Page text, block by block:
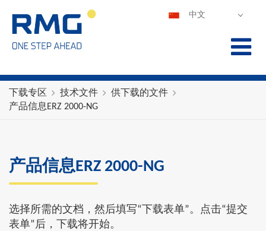
中文
下载专区 技术文件
供下载的文件
产品信息ERZ 2000-NG
产品信息ERZ 2000-NG
选择所需的文档，然后填写“下载表单”。点击“提交
表单”后，下载将开始。